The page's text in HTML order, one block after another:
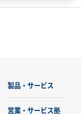
製品・サービス
営業・サービス拠